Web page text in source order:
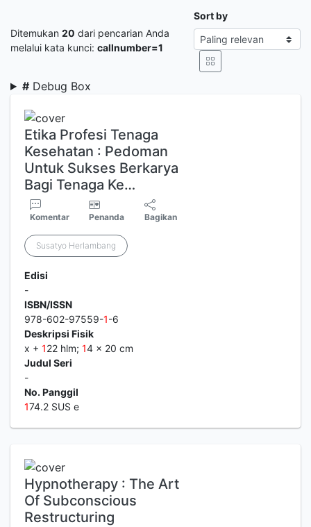
Ditemukan 20 dari pencarian Anda
melalui kata kunci: callnumber=1
Sort by
# Debug Box
Etika Profesi Tenaga
Kesehatan : Pedoman
Untuk Sukses Berkarya
Bagi Tenaga Ke…
Komentar Penanda Bagikan
Susatyo Herlambang
Edisi
-
ISBN/ISSN
978-602-97559-1-6
Deskripsi Fisik
x + 122 hlm; 14 x 20 cm
Judul Seri
-
No. Panggil
174.2 SUS e
Hypnotherapy : The Art
Of Subconscious
Restructuring